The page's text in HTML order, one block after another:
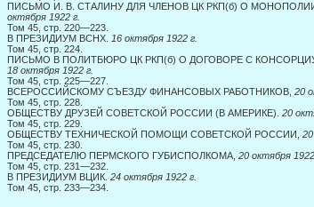
ПИСЬМО И. В. СТАЛИНУ ДЛЯ ЧЛЕНОВ ЦК РКП(б) О
октября 1922 г.
Том 45, стр. 220—223.
В ПРЕЗИДИУМ ВСНХ. 16 октября 1922 г.
Том 45, стр. 224.
ПИСЬМО В ПОЛИТБЮРО ЦК РКП(б) О ДОГОВОРЕ С
18 октября 1922 г.
Том 45, стр. 225—227.
ВСЕРОССИЙСКОМУ СЪЕЗДУ ФИНАНСОВЫХ РАБОТНИКОВ, 20
Том 45, стр. 228.
ОБЩЕСТВУ ДРУЗЕЙ СОВЕТСКОЙ РОССИИ (В АМЕРИКЕ). 20
Том 45, стр. 229.
ОБЩЕСТВУ ТЕХНИЧЕСКОЙ ПОМОЩИ СОВЕТСКОЙ РОССИИ,
Том 45, стр. 230.
ПРЕДСЕДАТЕЛЮ ПЕРМСКОГО ГУБИСПОЛКОМА, 20 октября 1922
Том 45, стр. 231—232.
В ПРЕЗИДИУМ ВЦИК. 24 октября 1922 г.
Том 45, стр. 233—234.